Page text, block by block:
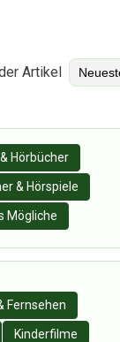
Artikel
Hörbücher
& Hörspiele
Mögliche
Fernsehen
Kinderfilme